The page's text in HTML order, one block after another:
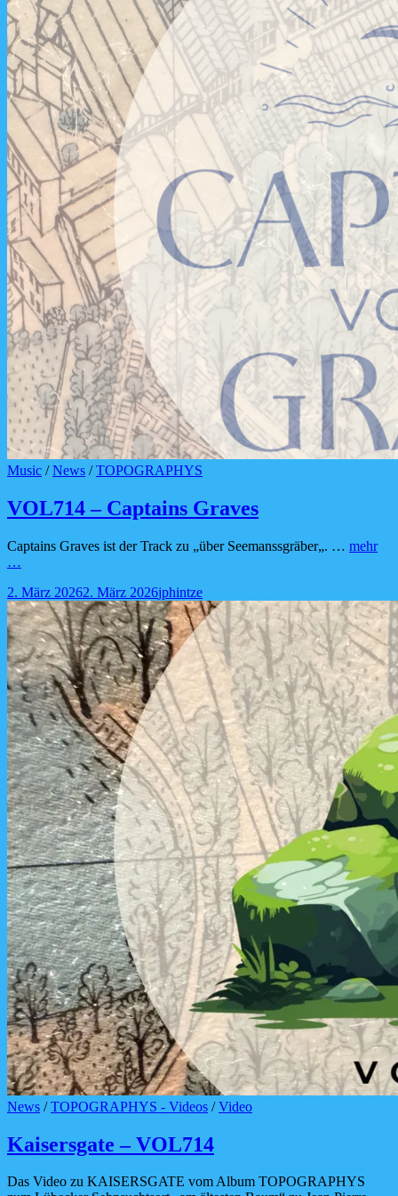
Cat
Music /News /TOPOGRAPHYS
VOL714 – Captains Graves
Captains Graves ist der Track zu „über Seemanssgräber„. … mehr
…
Captains
Graves
Posted-
on
2. März 20262. März 2026By
line
Byline
jphintze
Cat
News /TOPOGRAPHYS - Videos /Video
Kaisersgate – VOL714
Das Video zu KAISERSGATE vom Album TOPOGRAPHYS